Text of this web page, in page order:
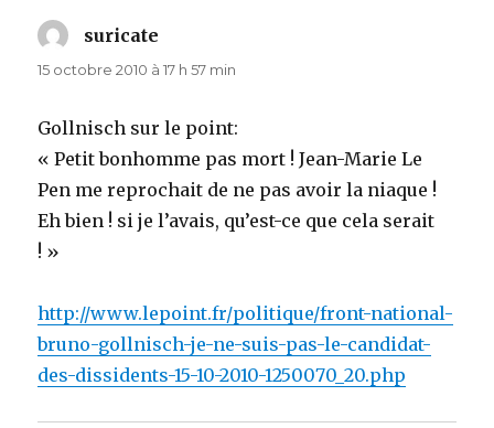
suricate
15 octobre 2010 à 17 h 57 min
Gollnisch sur le point:
« Petit bonhomme pas mort ! Jean-Marie Le
Pen me reprochait de ne pas avoir la niaque !
Eh bien ! si je l’avais, qu’est-ce que cela serait
! »
http://www.lepoint.fr/politique/front-national-
bruno-gollnisch-je-ne-suis-pas-le-candidat-
des-dissidents-15-10-2010-1250070_20.php